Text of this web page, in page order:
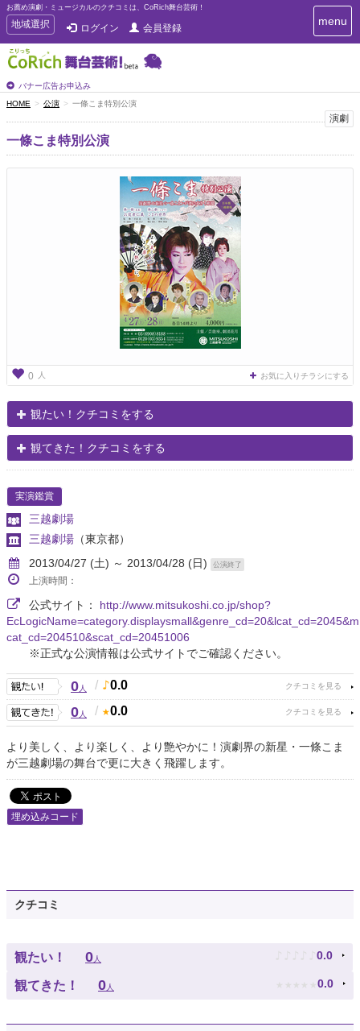
お薦め演劇・ミュージカルのクチコミは、CoRich舞台芸術！
T
o
g
g
e
n
a
地域選択 ログイン 会員登録
バナー広告お申込み
T
o
i
menu
HOME 公演 一條こま特別公演
演劇
一條こま特別公演
0 人 お気に入りチラシにする
観たい！クチコミをする
観てきた！クチコミをする
実演鑑賞
三越劇場
三越劇場 （東京都）
2013/04/27 (土) ～ 2013/04/28 (日)
公演終了
上演時間：
公式サイト： http://www.mitsukoshi.co.jp/shop?
EcLogicName=category.displaysmall&genre_cd=20&lcat_cd=2045&m
cat_cd=204510&scat_cd=20451006
※正式な公演情報は公式サイトでご確認ください。
0人 / 0.0
0人 / 0.0
より美しく、より楽しく、より艶やかに！演劇界の新星・一條こま
が三越劇場の舞台で更に大きく飛躍します。
埋め込みコード
クチコミ
観たい！ 0人 ♪ ♪ ♪ ♪ ♪ 0.0
観てきた！ 0人 ★ ★ ★ ★ ★ 0.0